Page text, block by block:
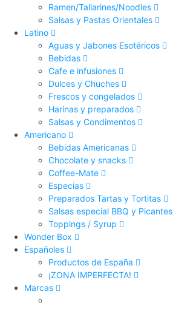
Ramen/Tallarines/Noodles
Salsas y Pastas Orientales
Latino
Aguas y Jabones Esotéricos
Bebidas
Cafe e infusiones
Dulces y Chuches
Frescos y congelados
Harinas y preparados
Salsas y Condimentos
Americano
Bebidas Americanas
Chocolate y snacks
Coffee-Mate
Especias
Preparados Tartas y Tortitas
Salsas especial BBQ y Picantes
Toppings / Syrup
Wonder Box
Españoles
Productos de España
¡ZONA IMPERFECTA!
Marcas